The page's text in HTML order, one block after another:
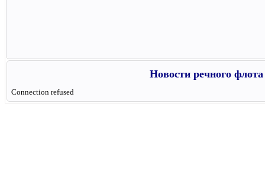
Новости речного
Connection refused